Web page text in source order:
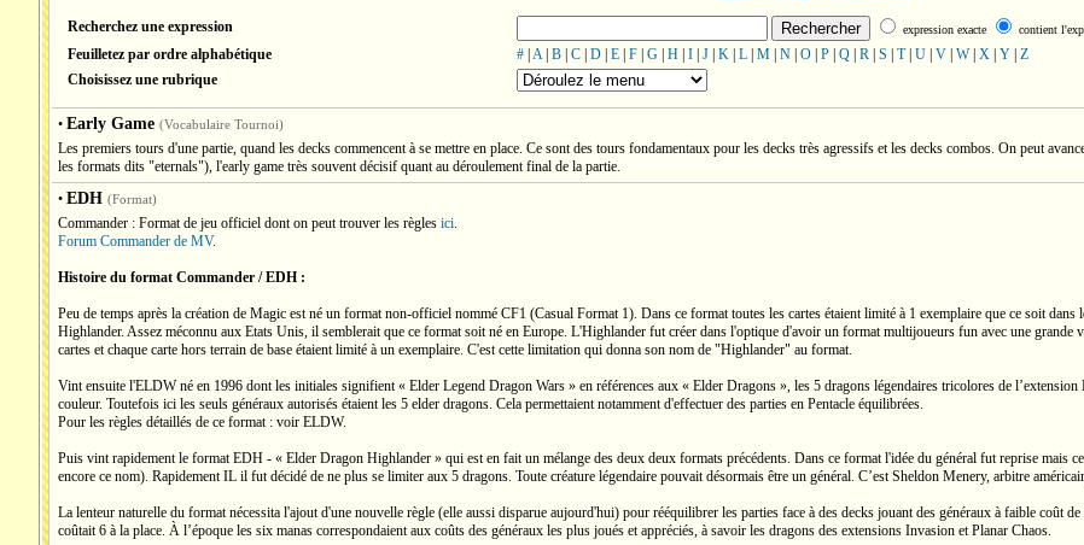
Recherchez une expression expression exacte contient
Feuilletez par ordre alphabétique # A| B C D E F G H I J K L M N O P Q R S T| U V W| X Y Z
Choisissez une rubrique
• Early Game (Vocabulaire Tournoi)
Les premiers tours d'une partie, quand les decks commencent à se mettre en place. Ce sont des tours fondamentaux pour les decks très agressifs et les decks combos. On peut
les formats dits "eternals"), l'early game très souvent décisif quant au déroulement final de la partie.
• EDH (Format)
Commander : Format de jeu officiel dont on peut trouver les règles ici.
Forum Commander de MV.
Histoire du format Commander / EDH :
Peu de temps après la création de Magic est né un format non-officiel nommé CF1 (Casual Format 1). Dans ce format toutes les cartes étaient limité à 1 exemplaire que ce soit
Highlander. Assez méconnu aux Etats Unis, il semblerait que ce format soit né en Europe. L'Highlander fut créer dans l'optique d'avoir un format multijoueurs fun avec une grande
cartes et chaque carte hors terrain de base étaient limité à un exemplaire. C'est cette limitation qui donna son nom de "Highlander" au format.
Vint ensuite l'ELDW né en 1996 dont les initiales signifient « Elder Legend Dragon Wars » en références aux « Elder Dragons », les 5 dragons légendaires tricolores de
couleur. Toutefois ici les seuls généraux autorisés étaient les 5 elder dragons. Cela permettaient notamment d'effectuer des parties en Pentacle équilibrées.
Pour les règles détaillés de ce format : voir ELDW.
Puis vint rapidement le format EDH - « Elder Dragon Highlander » qui est en fait un mélange des deux deux formats précédents. Dans ce format l'idée du général fut reprise mais
encore ce nom). Rapidement IL il fut décidé de ne plus se limiter aux 5 dragons. Toute créature légendaire pouvait désormais être un général. C’est Sheldon Menery, arbitre
La lenteur naturelle du format nécessita l'ajout d'une nouvelle règle (elle aussi disparue aujourd'hui) pour rééquilibrer les parties face à des decks jouant des généraux à faible coût
coûtait 6 à la place. À l’époque les six manas correspondaient aux coûts des généraux les plus joués et appréciés, à savoir les dragons des extensions Invasion et Planar Chaos.